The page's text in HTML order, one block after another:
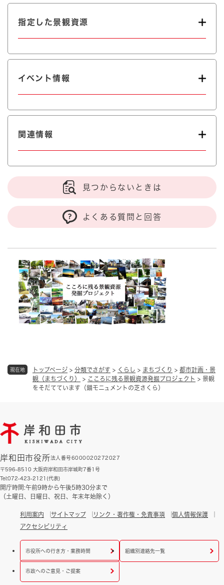
現在地 トップページ > 分類でさがす > くらし > まちづくり > 都市計画・景
観（まちづくり）
> こころに残る景観資源発掘プロジェクト > 景観
をそだてています（錨モニュメントの芝さくら）
指定した景観資源
イベント情報
関連情報
見つからないときは
よくある質問と回答
岸和田市役所法人番号6000020272027
〒596-8510 大阪府岸和田市岸城町7番1号
Tel:072-423-2121(代表)
開庁時間:午前9時から午後5時30分まで
（土曜日、日曜日、祝日、年末年始除く）
利用案内 サイトマップ リンク・著作権・免責事項
個人情報保護
アクセシビリティ
市役所への行き方・業務時間 組織別連絡先一覧
市政へのご意見・ご提案